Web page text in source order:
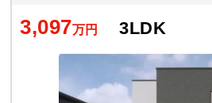
3,097万円 3LDK